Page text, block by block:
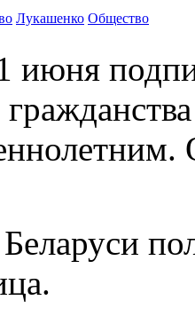
Лукашенко Общество
июня